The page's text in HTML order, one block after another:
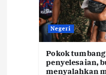
Negeri
Pokok
penyelesaian,
menyalahkan